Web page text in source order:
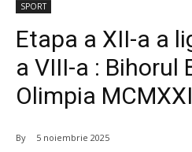
SPORT
Etapa a XII-a a
a VIII-a : Bihorul
Olimpia
By 5 noiembrie 2025